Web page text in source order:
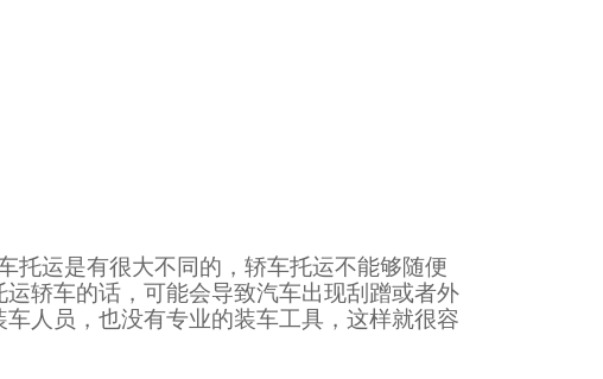
托运是有很大不同的，轿车托运不能够随便
轿车的话，可能会导致汽车出现刮蹭或者外
人员，也没有专业的装车工具，这样就很容